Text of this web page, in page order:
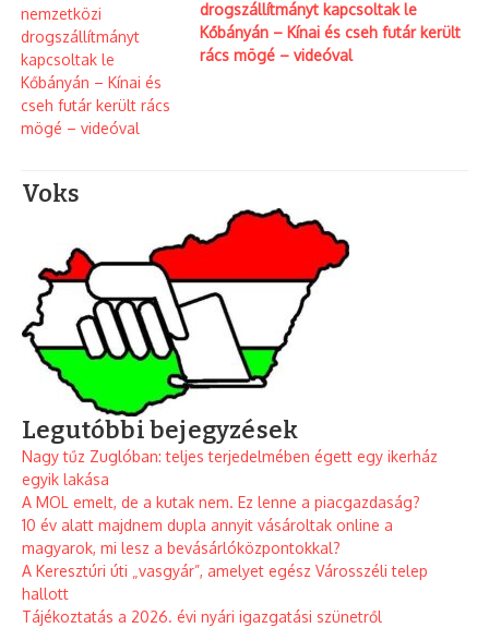
drogszállítmányt kapcsoltak le
Kőbányán – Kínai és cseh futár került
rács mögé – videóval
Voks
Legutóbbi bejegyzések
Nagy tűz Zuglóban: teljes terjedelmében égett egy ikerház
egyik lakása
A MOL emelt, de a kutak nem. Ez lenne a piacgazdaság?
10 év alatt majdnem dupla annyit vásároltak online a
magyarok, mi lesz a bevásárlóközpontokkal?
A Keresztúri úti „vasgyár”, amelyet egész Városszéli telep
hallott
Tájékoztatás a 2026. évi nyári igazgatási szünetről